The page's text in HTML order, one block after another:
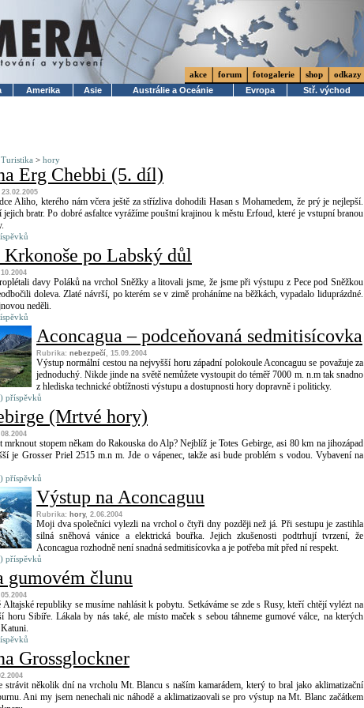
akce forum fotogalerie shop
odkazy
Amerika Asie Austrálie a Oceánie Evropa Stř. východ
Turistika > hory
Erg Chebbi (5. díl)
23.02.2005
Aliho, kterého nám včera ještě za střízliva dohodili Hasan s Mohamedem, že prý je nejlepší.
jejich bratr. Po dobré asfaltce vyrážíme pouštní krajinou k městu Erfoud, které je vstupní branou
Krkonoše po Labský důl
davy Poláků na vrchol Sněžky a litovali jsme, že jsme při výstupu z Pece pod Sněžkou
doleva. Zlaté návrší, po kterém se v zimě proháníme na běžkách, vypadalo liduprázdné.
neděli.
Aconcagua – podceňovaná sedmitisícovka
Rubrika: nebezpečí, 15.09.2004
Výstup normální cestou na nejvyšší horu západní polokoule Aconcaguu se považuje za
jednoduchý. Nikde jinde na světě nemůžete vystoupit do téměř 7000 m. n.m tak snadno
z hlediska technické obtížnosti výstupu a dostupnosti hory dopravně i politicky.
příspěvků
(Mrtvé hory)
mrknout stopem někam do Rakouska do Alp? Nejblíž je Totes Gebirge, asi 80 km na jihozápad
je Grosser Priel 2515 m.n m. Jde o vápenec, takže asi bude problém s vodou. Vybavení na
příspěvků
Výstup na Aconcaguu
Rubrika: hory, 2.06.2004
Moji dva společníci vylezli na vrchol o čtyři dny později než já. Při sestupu je zastihla
silná sněhová vánice a elektrická bouřka. Jejich zkušenosti podtrhují tvrzení, že
Aconcagua rozhodně není snadná sedmitisícovka a je potřeba mít před ní respekt.
příspěvků
gumovém člunu
republiky se musíme nahlásit k pobytu. Setkáváme se zde s Rusy, kteří chtějí vylézt na
horu Sibiře. Lákala by nás také, ale místo maček s sebou táhneme gumové válce, na kterých
Grossglockner
strávit několik dní na vrcholu Mt. Blancu s naším kamarádem, který to bral jako aklimatizační
Ani my jsem nenechali nic náhodě a aklimatizaovali se pro výstup na Mt. Blanc začátkem